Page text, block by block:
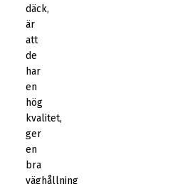
däck,
är
att
de
har
en
hög
kvalitet,
ger
en
bra
väghållning